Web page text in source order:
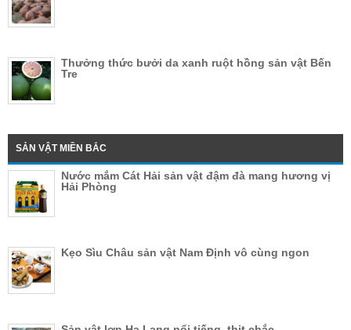
Thưởng thức bưởi da xanh ruột hồng sản vật Bến
Tre
SẢN VẬT MIỀN BẮC
Nước mắm Cát Hải sản vật đậm đà mang hương vị
Hải Phòng
Kẹo Sìu Châu sản vật Nam Định vô cùng ngon